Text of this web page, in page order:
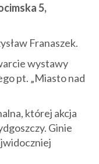
5,
Franaszek.
wystawy
pt. „Miasto nad
której akcja
Ginie